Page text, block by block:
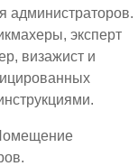
администраторов.
эксперт
визажист и